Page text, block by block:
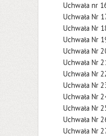
Uchwała nr
Uchwała Nr
Uchwała Nr
Uchwała Nr
Uchwała Nr
Uchwała Nr
Uchwała Nr
Uchwała Nr
Uchwała Nr
Uchwała Nr
Uchwała Nr
Uchwała Nr